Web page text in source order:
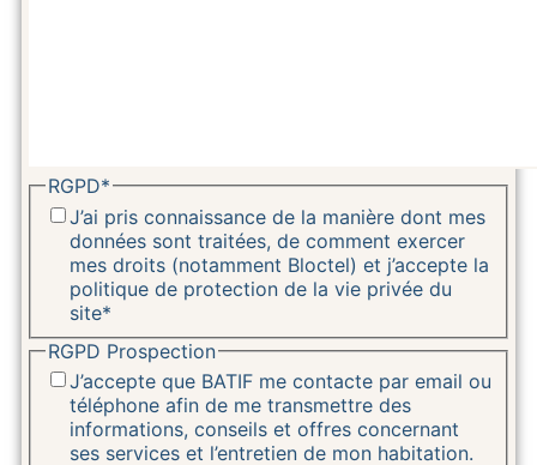
RGPD*
J’ai pris connaissance de la manière dont mes
données sont traitées, de comment exercer
mes droits (notamment Bloctel) et j’accepte la
politique de protection de la vie privée du
site*
RGPD Prospection
J’accepte que BATIF me contacte par email ou
téléphone afin de me transmettre des
informations, conseils et offres concernant
ses services et l’entretien de mon habitation.